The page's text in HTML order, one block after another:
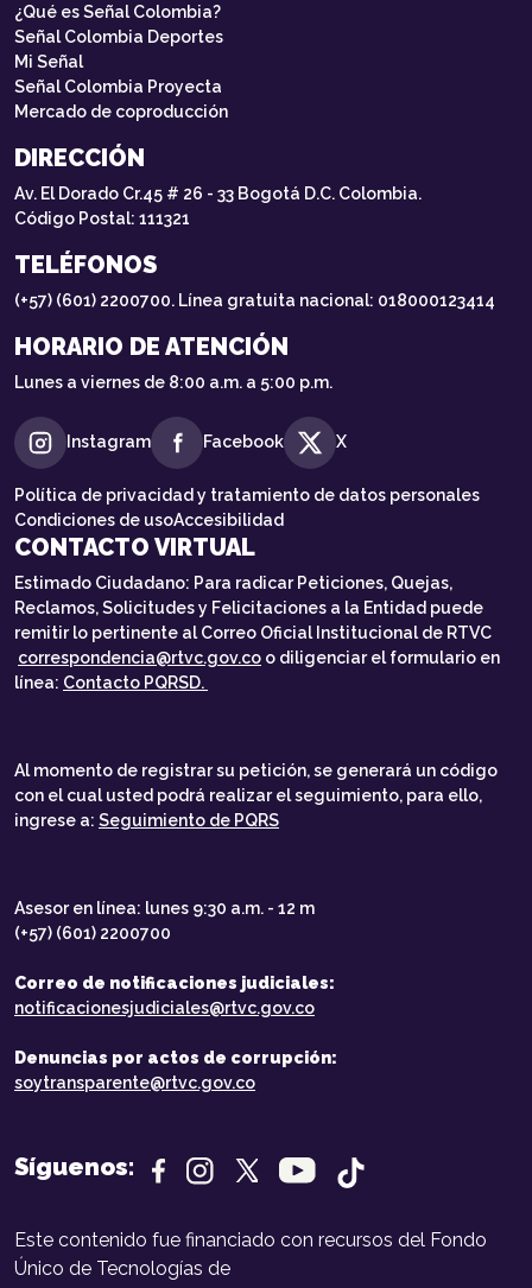
¿Qué es Señal Colombia?
Señal Colombia Deportes
Mi Señal
Señal Colombia Proyecta
Mercado de coproducción
DIRECCIÓN
Av. El Dorado Cr.45 # 26 - 33 Bogotá D.C. Colombia.
Código Postal: 111321
TELÉFONOS
(+57) (601) 2200700. Línea gratuita nacional: 018000123414
HORARIO DE ATENCIÓN
Lunes a viernes de 8:00 a.m. a 5:00 p.m.
Instagram Facebook X
Política de privacidad y tratamiento de datos personales
Condiciones de usoAccesibilidad
CONTACTO VIRTUAL
Estimado Ciudadano: Para radicar Peticiones, Quejas,
Reclamos, Solicitudes y Felicitaciones a la Entidad puede
remitir lo pertinente al Correo Oficial Institucional de RTVC
correspondencia@rtvc.gov.co o diligenciar el formulario en
línea: Contacto PQRSD.
Al momento de registrar su petición, se generará un código
con el cual usted podrá realizar el seguimiento, para ello,
ingrese a: Seguimiento de PQRS
Asesor en línea: lunes 9:30 a.m. - 12 m
(+57) (601) 2200700
Correo de notificaciones judiciales:
notificacionesjudiciales@rtvc.gov.co
Denuncias por actos de corrupción:
soytransparente@rtvc.gov.co
Síguenos:
Este contenido fue financiado con recursos del Fondo
Único de Tecnologías de